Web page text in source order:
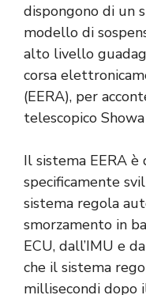
dispongono di un
modello di
alto livello
corsa
(EERA), per
telescopico
Il sistema EERA
specificamente
sistema regola
smorzamento in
ECU, dall’IMU e
che il sistema
millisecondi dopo